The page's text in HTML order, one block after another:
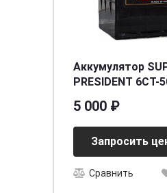
Аккумулятор
PRESIDENT 6СТ-
5 000 ₽
Запросить
Сравнить